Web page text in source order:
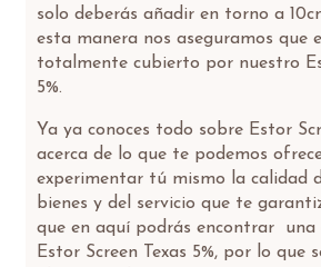
solo deberás añadir en torno a
esta manera nos aseguramos que
totalmente cubierto por nuestro
5%.
Ya ya conoces todo sobre Estor
acerca de lo que te podemos
experimentar tú mismo la calidad
bienes y del servicio que te
que en aquí podrás encontrar una
Estor Screen Texas 5%, por lo que